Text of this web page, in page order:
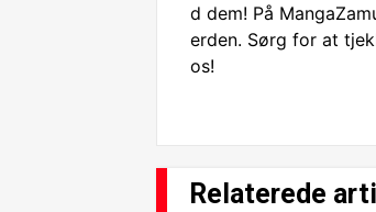
d dem! På
erden. Sørg for at
os!
Relaterede